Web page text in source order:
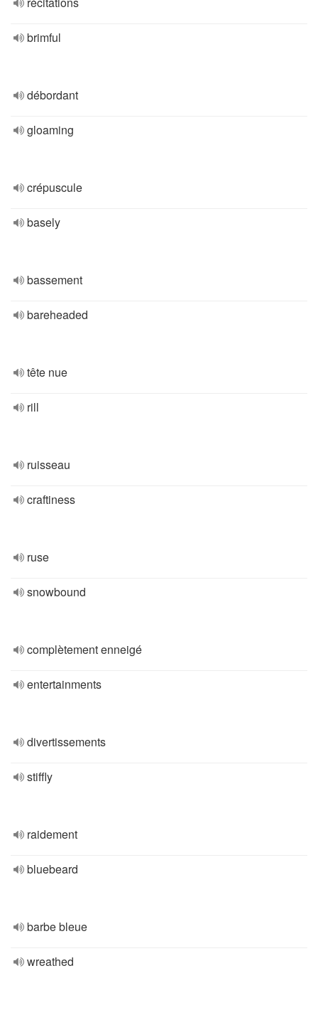
brimful
débordant
gloaming
crépuscule
basely
bassement
bareheaded
tête nue
rill
ruisseau
craftiness
ruse
snowbound
complètement enneigé
entertainments
divertissements
stiffly
raidement
bluebeard
barbe bleue
wreathed